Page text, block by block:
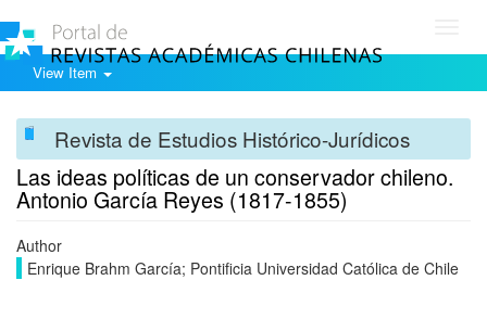
View Item
Revista de Estudios Histórico-Jurídicos
Las ideas políticas de un conservador chileno.
Antonio García Reyes (1817-1855)
Author
Enrique Brahm García; Pontificia Universidad Católica de Chile